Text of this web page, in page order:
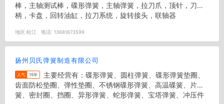
棒，主轴测试棒，碟形弹簧，主轴弹簧，拉刀爪，顶针，刀
柄，卡盘，回转油缸，拉刀系统，旋转接头，联轴器
地区:松江 电话: 13681873599
扬州贝氏弹簧制造有限公司
人气 15年
齿面防松垫圈、弹性垫圈、不锈钢碟形弹簧、高温碟簧、片弹
簧、密封圈、挡圈、异形弹簧、蛇形弹簧、宝塔弹簧、冲压件